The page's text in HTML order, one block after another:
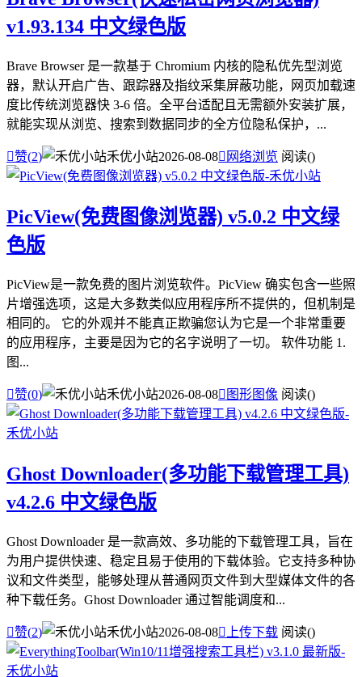
v1.93.134 中文绿色版
Brave Browser 是一款基于 Chromium 内核的隐私优先型浏览
器，默认开启广告、跟踪器及指纹采集屏蔽功能，网页加载速
度比传统浏览器快 3-6 倍。全平台适配且无需额外安装扩展，
就能实现从浏览、搜索到数据同步的全方位隐私保护，...
赞(2) 禾优小站2026-08-08 网络浏览 阅读()
PicView(免费图像浏览器) v5.0.2 中文绿
色版
PicView是一款免费的图片浏览软件。PicView 确实包含一些照
片增强选项，这是大多数类似应用程序所不提供的，但机制是
相同的。 它的外观并不能真正欺骗您认为它是一个非常重要
的应用程序，主要是因为它的名字说明了一切。 软件功能 1.
图...
赞(0) 禾优小站2026-08-08 图形图像 阅读()
Ghost Downloader(多功能下载管理工具)
v4.2.6 中文绿色版
Ghost Downloader 是一款高效、多功能的下载管理工具，旨在
为用户提供快速、稳定且易于使用的下载体验。它支持多种协
议和文件类型，能够处理从普通网页文件到大型媒体文件的各
种下载任务。Ghost Downloader 通过智能调度和...
赞(2) 禾优小站2026-08-08 上传下载 阅读()